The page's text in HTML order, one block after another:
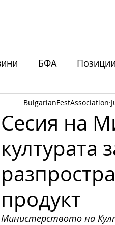
БФА Позиции
Отворени покани
Сесия на
културата
продукт
BulgarianFestAssociation
Министерството на